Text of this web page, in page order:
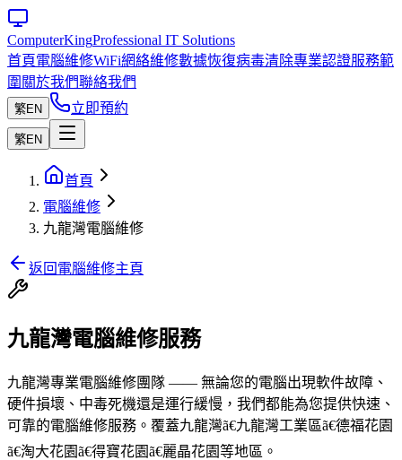
ComputerKingProfessional IT Solutions
首頁電腦維修WiFi網絡維修數據恢復病毒清除專業認證服務範
圍 關於我們聯絡我們
繁EN 立即預約
繁EN
首頁
電腦維修
九龍灣電腦維修
返回電腦維修主頁
九龍灣電腦維修服務
九龍灣專業電腦維修團隊 —— 無論您的電腦出現軟件故障、
硬件損壞、中毒死機還是運行緩慢，我們都能為您提供快速、
可靠的電腦維修服務。覆蓋九龍灣ã€九龍灣工業區ã€德福花園
ã€淘大花園ã€得寶花園ã€麗晶花園等地區。